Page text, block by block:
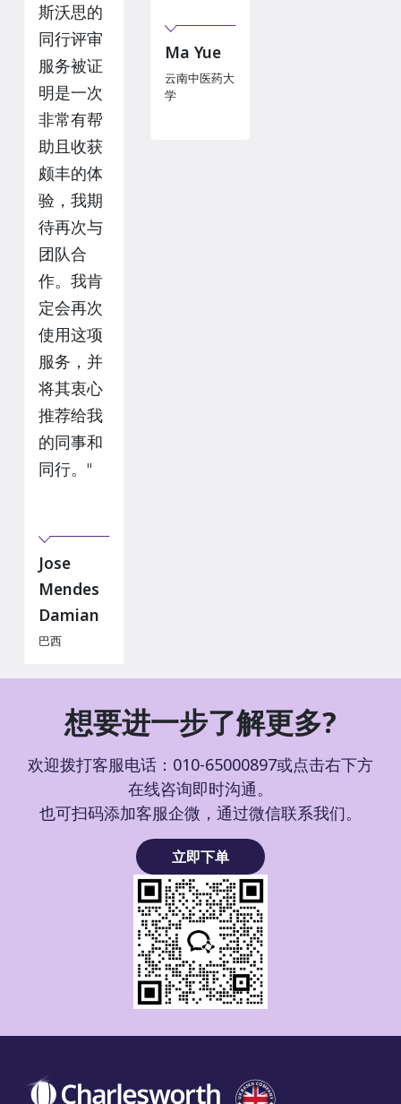
斯沃思的
同行评审
服务被证
明是一次
非常有帮
助且收获
颇丰的体
验，我期
待再次与
团队合
作。我肯
定会再次
使用这项
服务，并
将其衷心
推荐给我
的同事和
同行。"
Jose
Mendes
Damian
巴西
Ma Yue
云南中医药大
学
想要进一步了解更多?
欢迎拨打客服电话：010-65000897或点击右下方
在线咨询即时沟通。
也可扫码添加客服企微，通过微信联系我们。
立即下单